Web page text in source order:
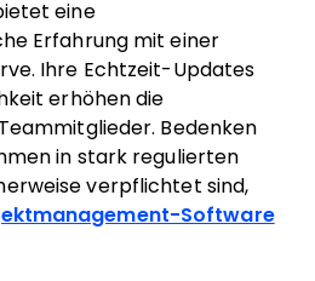
eine
Erfahrung mit einer
Ihre Echtzeit-Updates
erhöhen die
Bedenken
in stark regulierten
verpflichtet sind,
Software